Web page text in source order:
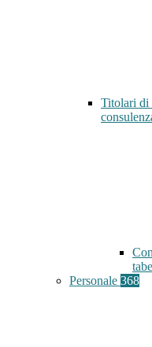
Titolari di
Personale 368